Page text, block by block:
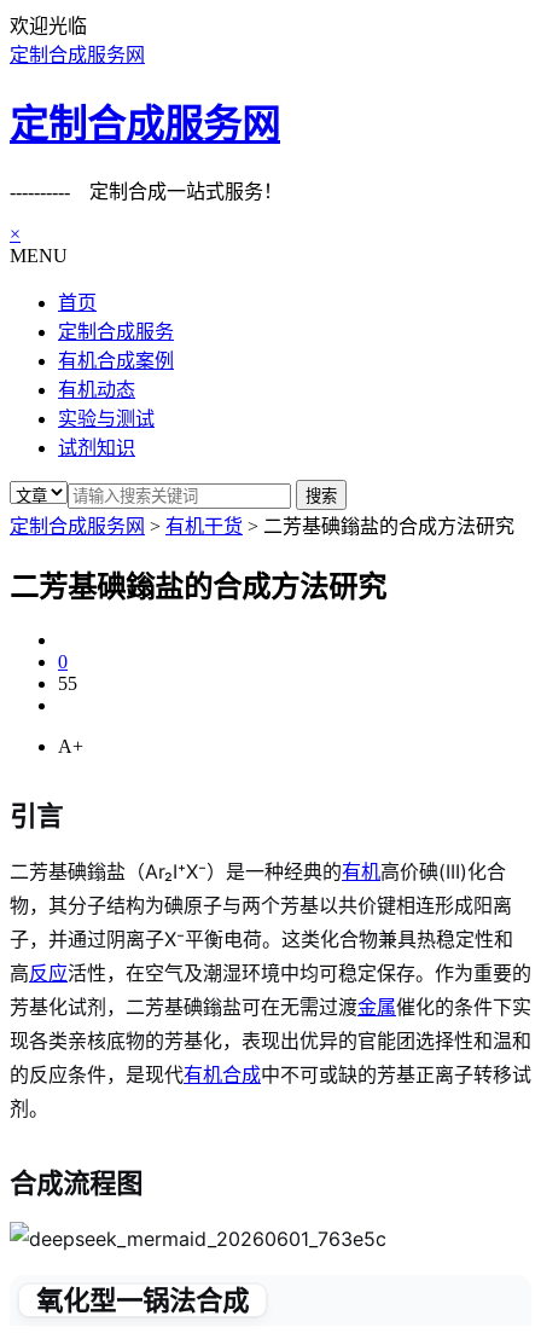
欢迎光临
定制合成服务网
定制合成服务网
---------- 定制合成一站式服务！
×
MENU
首页
定制合成服务
有机合成案例
有机动态
实验与测试
试剂知识
定制合成服务网 > 有机干货 > 二芳基碘鎓盐的合成方法研究
二芳基碘鎓盐的合成方法研究
0
55
A+
引言
二芳基碘鎓盐（Ar₂I⁺X⁻）是一种经典的有机高价碘(III)化合
物，其分子结构为碘原子与两个芳基以共价键相连形成阳离
子，并通过阴离子X⁻平衡电荷。这类化合物兼具热稳定性和
高反应活性，在空气及潮湿环境中均可稳定保存。作为重要的
芳基化试剂，二芳基碘鎓盐可在无需过渡金属催化的条件下实
现各类亲核底物的芳基化，表现出优异的官能团选择性和温和
的反应条件，是现代有机合成中不可或缺的芳基正离子转移试
剂。
合成流程图
氧化型一锅法合成